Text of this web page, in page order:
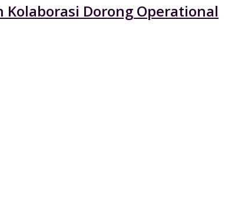
Kolaborasi Dorong Operational